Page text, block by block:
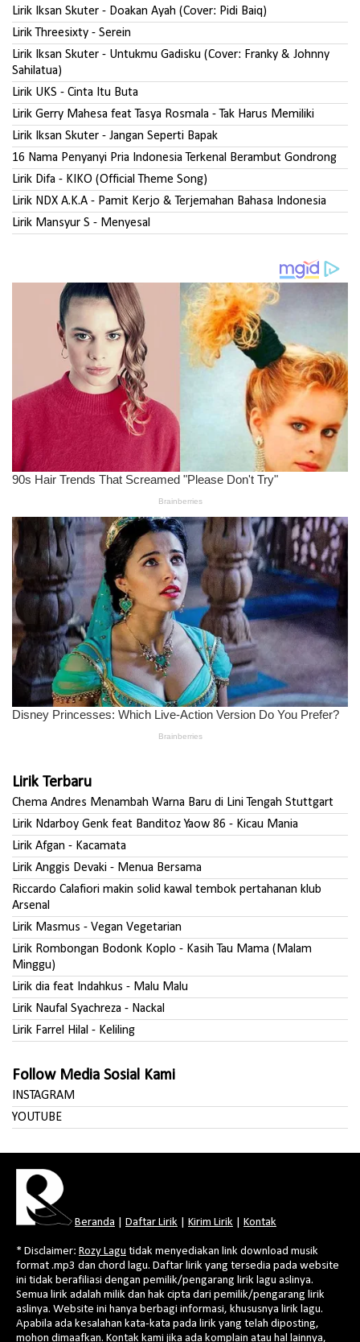
Lirik Iksan Skuter - Doakan Ayah (Cover: Pidi Baiq)
Lirik Threesixty - Serein
Lirik Iksan Skuter - Untukmu Gadisku (Cover: Franky & Johnny
Sahilatua)
Lirik UKS - Cinta Itu Buta
Lirik Gerry Mahesa feat Tasya Rosmala - Tak Harus Memiliki
Lirik Iksan Skuter - Jangan Seperti Bapak
16 Nama Penyanyi Pria Indonesia Terkenal Berambut Gondrong
Lirik Difa - KIKO (Official Theme Song)
Lirik NDX A.K.A - Pamit Kerjo & Terjemahan Bahasa Indonesia
Lirik Mansyur S - Menyesal
Lirik Terbaru
Chema Andres Menambah Warna Baru di Lini Tengah Stuttgart
Lirik Ndarboy Genk feat Banditoz Yaow 86 - Kicau Mania
Lirik Afgan - Kacamata
Lirik Anggis Devaki - Menua Bersama
Riccardo Calafiori makin solid kawal tembok pertahanan klub
Arsenal
Lirik Masmus - Vegan Vegetarian
Lirik Rombongan Bodonk Koplo - Kasih Tau Mama (Malam
Minggu)
Lirik dia feat Indahkus - Malu Malu
Lirik Naufal Syachreza - Nackal
Lirik Farrel Hilal - Keliling
Follow Media Sosial Kami
INSTAGRAM
YOUTUBE
Beranda Daftar Lirik Kirim Lirik Kontak
* Disclaimer: Rozy Lagu tidak menyediakan link download musik
format .mp3 dan chord lagu. Daftar lirik yang tersedia pada website
ini tidak berafiliasi dengan pemilik/pengarang lirik lagu aslinya.
Semua lirik adalah milik dan hak cipta dari pemilik/pengarang lirik
aslinya. Website ini hanya berbagi informasi, khususnya lirik lagu.
Apabila ada kesalahan kata-kata pada lirik yang telah diposting,
mohon dimaafkan. Kontak kami jika ada komplain atau hal lainnya,